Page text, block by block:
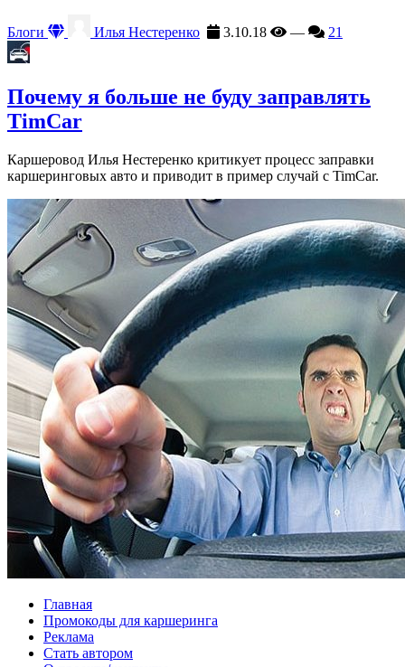
Блоги Илья Нестеренко 3.10.18 — 21
Почему я больше не буду заправлять
TimCar
Каршеровод Илья Нестеренко критикует процесс заправки
каршеринговых авто и приводит в пример случай с TimCar.
Главная
Промокоды для каршеринга
Реклама
Стать автором